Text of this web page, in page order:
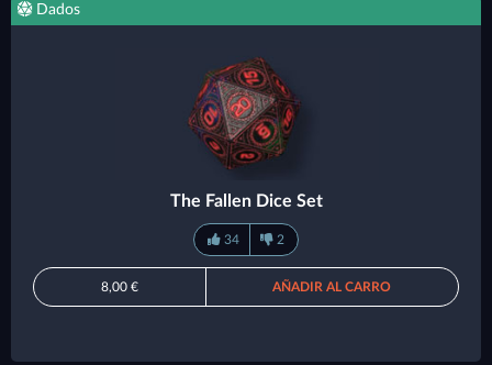
Dados
The Fallen Dice Set
34 2
8,00 € AÑADIR AL CARRO